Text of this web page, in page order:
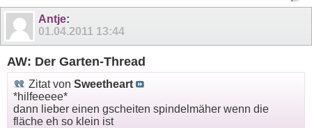
Antje:
01.04.2011 13:44
AW: Der Garten-Thread
Zitat von Sweetheart
*hilfeeeee*
dann lieber einen gscheiten spindelmäher wenn die
fläche eh so klein ist